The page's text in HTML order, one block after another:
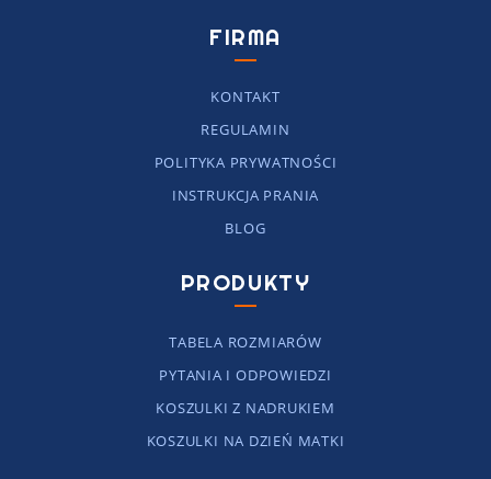
FIRMA
KONTAKT
REGULAMIN
POLITYKA PRYWATNOŚCI
INSTRUKCJA PRANIA
BLOG
PRODUKTY
TABELA ROZMIARÓW
PYTANIA I ODPOWIEDZI
KOSZULKI Z NADRUKIEM
KOSZULKI NA DZIEŃ MATKI